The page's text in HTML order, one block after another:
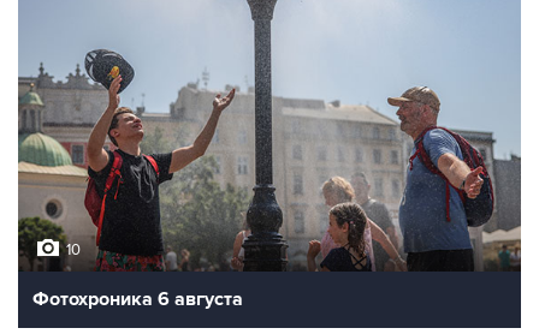
10
Фотохроника 6 августа